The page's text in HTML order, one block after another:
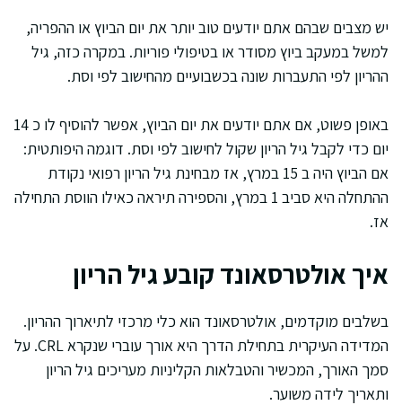
יש מצבים שבהם אתם יודעים טוב יותר את יום הביוץ או ההפריה,
למשל במעקב ביוץ מסודר או בטיפולי פוריות. במקרה כזה, גיל
ההריון לפי התעברות שונה בכשבועיים מהחישוב לפי וסת.
באופן פשוט, אם אתם יודעים את יום הביוץ, אפשר להוסיף לו כ 14
יום כדי לקבל גיל הריון שקול לחישוב לפי וסת. דוגמה היפותטית:
אם הביוץ היה ב 15 במרץ, אז מבחינת גיל הריון רפואי נקודת
ההתחלה היא סביב 1 במרץ, והספירה תיראה כאילו הווסת התחילה
אז.
איך אולטרסאונד קובע גיל הריון
בשלבים מוקדמים, אולטרסאונד הוא כלי מרכזי לתיארוך ההריון.
המדידה העיקרית בתחילת הדרך היא אורך עוברי שנקרא CRL. על
סמך האורך, המכשיר והטבלאות הקליניות מעריכים גיל הריון
ותאריך לידה משוער.